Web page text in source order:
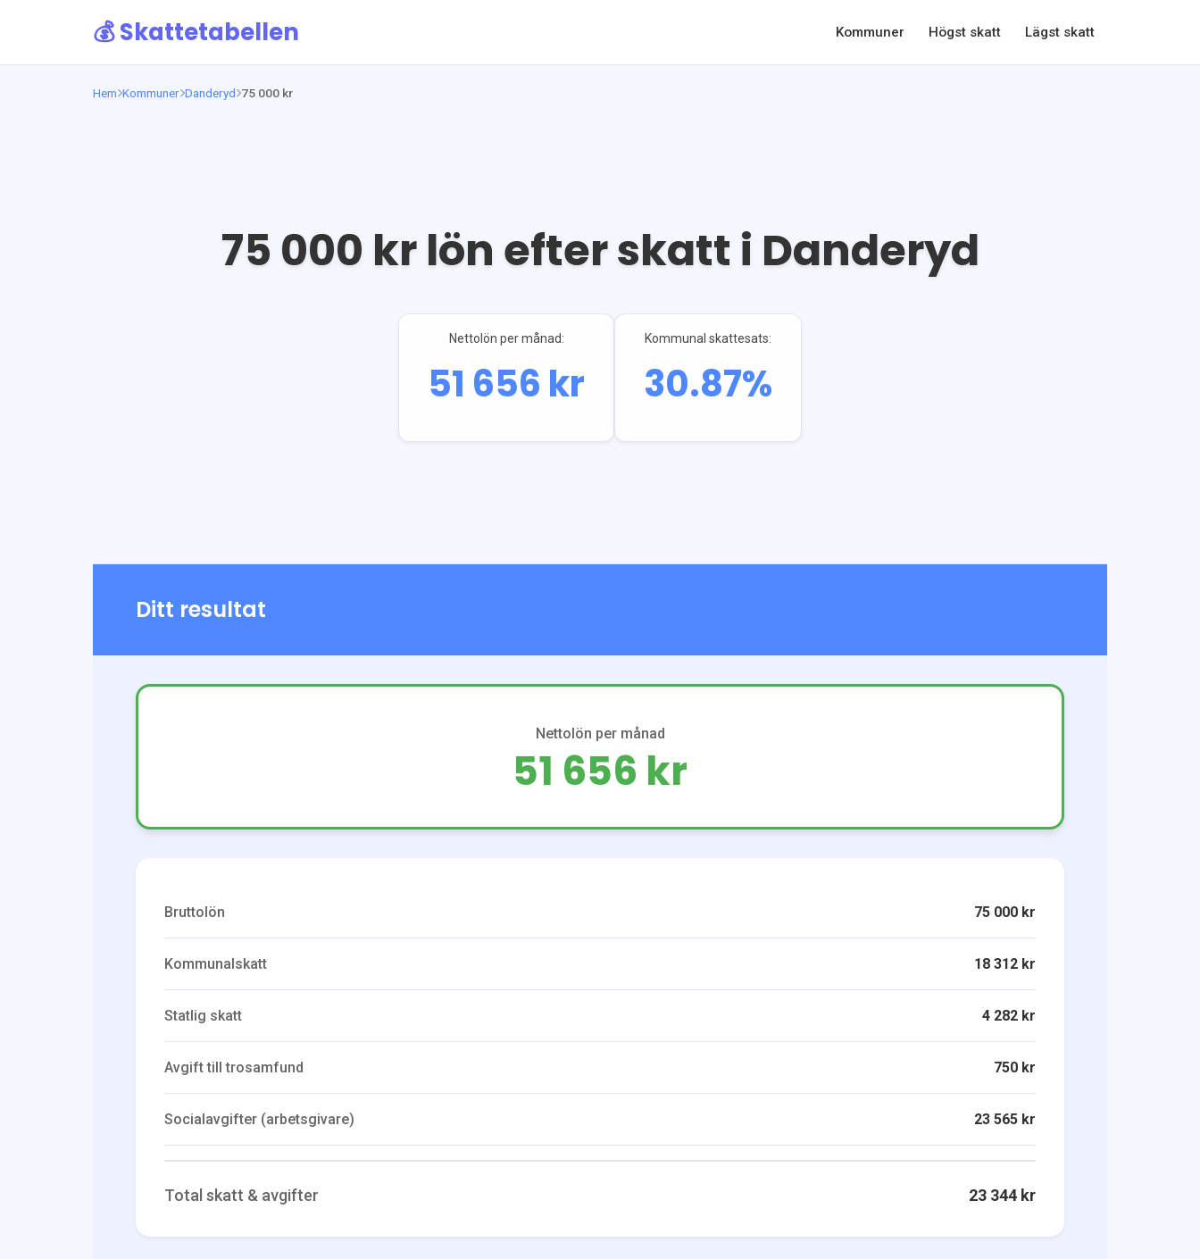
💰 Skattetabellen Kommuner Högst skatt Lägst skatt
Hem Kommuner Danderyd 75 000 kr
75 000 kr lön efter skatt i Danderyd
Nettolön per månad:
51 656 kr
Kommunal skattesats:
30.87%
Ditt resultat
Nettolön per månad
51 656 kr
Bruttolön 75 000 kr
Kommunalskatt 18 312 kr
Statlig skatt 4 282 kr
Avgift till trosamfund 750 kr
Socialavgifter (arbetsgivare) 23 565 kr
Total skatt & avgifter 23 344 kr